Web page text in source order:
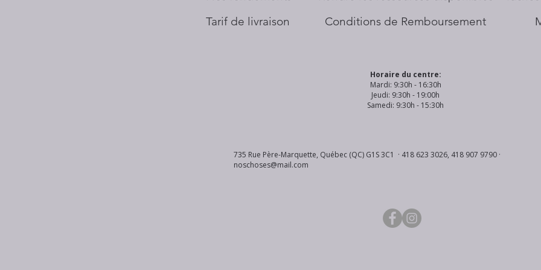
Tarif de livraison
Conditions de Remboursement
Horaire du centre:
Mardi: 9:30h - 16:30h
Jeudi: 9:30h - 19:00h
Samedi: 9:30h - 15:30h
735 Rue Père-Marquette, Québec (QC) G1S 3C1 · 418 623 3026, 418 907 9790 ·
noschoses@mail.com